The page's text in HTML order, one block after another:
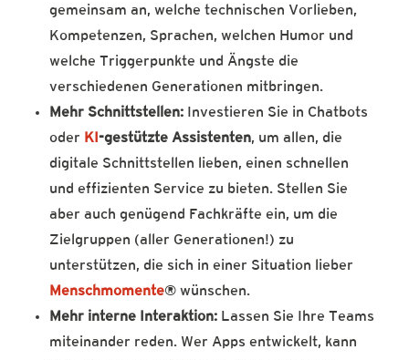
gemeinsam an, welche technischen Vorlieben,
Kompetenzen, Sprachen, welchen Humor und
welche Triggerpunkte und Ängste die
verschiedenen Generationen mitbringen.
Mehr Schnittstellen: Investieren Sie in Chatbots
oder KI -gestützte Assistenten, um allen, die
digitale Schnittstellen lieben, einen schnellen
und effizienten Service zu bieten. Stellen Sie
aber auch genügend Fachkräfte ein, um die
Zielgruppen (aller Generationen!) zu
unterstützen, die sich in einer Situation lieber
Menschmomente® wünschen.
Mehr interne Interaktion: Lassen Sie Ihre Teams
miteinander reden. Wer Apps entwickelt, kann